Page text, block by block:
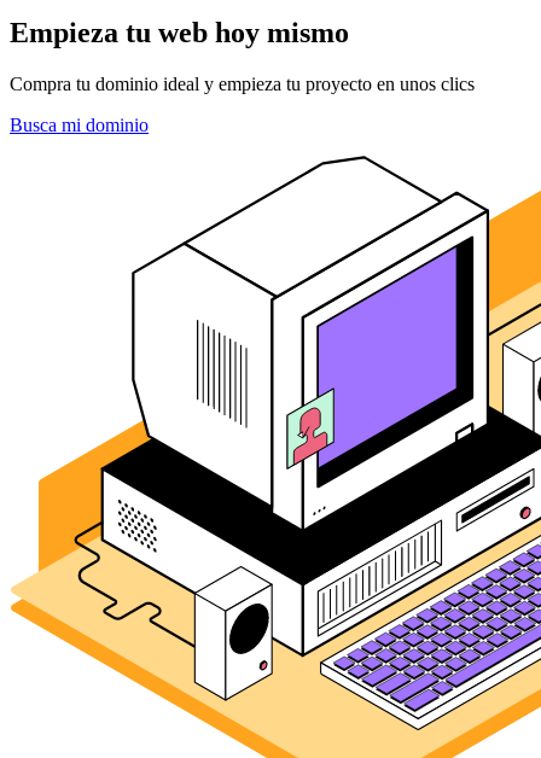
Empieza tu web hoy mismo
Compra tu dominio ideal y empieza tu proyecto en unos clics
Busca mi dominio